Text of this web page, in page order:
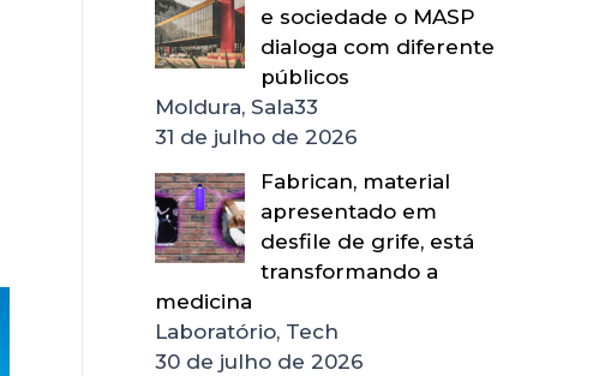
e sociedade o MASP
dialoga com diferente
públicos
Moldura, Sala33
31 de julho de 2026
Fabrican, material
apresentado em
desfile de grife, está
transformando a
medicina
Laboratório, Tech
30 de julho de 2026